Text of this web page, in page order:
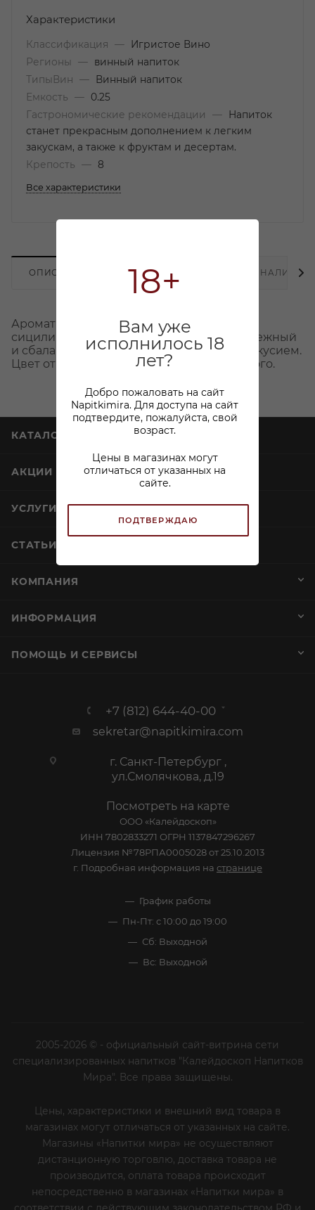
18+
Вам уже
исполнилось 18
лет?
Добро пожаловать на сайт
Napitkimira. Для доступа на сайт
подтвердите, пожалуйста, свой
возраст.
Цены в магазинах могут
отличаться от указанных на
сайте.
ПОДТВЕРЖДАЮ
Характеристики
Классификация —
Игристое Вино
Регионы
—
винный напиток
ТипыВин
—
Винный напиток
Емкость
—
0.25
Гастрономические рекомендации
—
Напиток
станет прекрасным дополнением к легким
закускам, а также к фруктам и десертам.
Крепость
— 8
Все характеристики
ОПИСАНИЕ ХАРАКТЕРИСТИКИ НАЛИЧИЕ
Аромат утонченный с нотками спелого
сицилийского персика и абрикоса вкус нежный
и сбалансированный, с отличным послевкусием.
Цвет от светло-соломенного до золотистого.
КАТАЛОГ
АКЦИИ
УСЛУГИ
СТАТЬИ
КОМПАНИЯ
ИНФОРМАЦИЯ
ПОМОЩЬ И СЕРВИСЫ
+7 (812) 644-40-00
sekretar@napitkimira.com
г. Санкт-Петербург ,
ул.Смолячкова, д.19
Посмотреть на карте
ООО «Калейдоскоп»
ИНН 7802833271 ОГРН 1137847296267
Лицензия №78РПА0005028 от 25.10.2013
г. Подробная информация на странице
График работы
Пн-Пт: с 10:00 до 19:00
Сб: Выходной
Вс: Выходной
2005-2026 © - официальный сайт-витрина сети
специализированных напитков "Калейдоскоп Напитков
Мира". Все права защищены.
Цены, характеристики и внешний вид товара в
магазинах могут отличаться от указанных на сайте.
Магазины «Напитки мира» не осуществляют
дистанционную торговлю, доставка товара не
производится, оплата товара происходит
непосредственно в магазинах «Напитки мира» в